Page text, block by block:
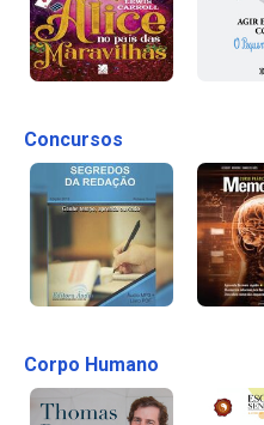
Concursos
Corpo Humano